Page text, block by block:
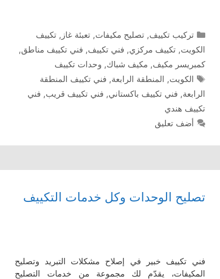
التصنيفات
تركيب تكييف,تصليح مكيفات,تعبئة غاز ,تكييف
الكويت, تكييف مركزي, فني تكييف, فني تكييف مناطق,
كمبريسر مكيف, مكيف شباك, وحدات تكييف
الوسوم
الكويت, المنطقة الرابعة, فني تكييف المنطقة
الرابعة, فني تكييف باكستاني, فني تكييف قريب, فني
تكييف هندي
أضف تعليق
تصليح الوحدات وكل خدمات التكييف
فني تكييف خبير في إصلاح مشكلات التبريد وتصليح
المكيفات، يقدّم لك مجموعة من خدمات التصليح